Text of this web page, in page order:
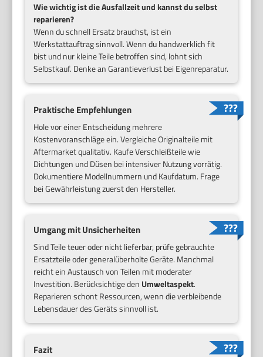
Wie wichtig ist die Ausfallzeit und kannst du selbst
reparieren?
Wenn du schnell Ersatz brauchst, ist ein
Werkstattauftrag sinnvoll. Wenn du handwerklich fit
bist und nur kleine Teile betroffen sind, lohnt sich
Selbstkauf. Denke an Garantieverlust bei Eigenreparatur.
Praktische Empfehlungen
Hole vor einer Entscheidung mehrere
Kostenvoranschläge ein. Vergleiche Originalteile mit
Aftermarket qualitativ. Kaufe Verschleißteile wie
Dichtungen und Düsen bei intensiver Nutzung vorrätig.
Dokumentiere Modellnummern und Kaufdatum. Frage
bei Gewährleistung zuerst den Hersteller.
Umgang mit Unsicherheiten
Sind Teile teuer oder nicht lieferbar, prüfe gebrauchte
Ersatzteile oder generalüberholte Geräte. Manchmal
reicht ein Austausch von Teilen mit moderater
Investition. Berücksichtige den Umweltaspekt.
Reparieren schont Ressourcen, wenn die verbleibende
Lebensdauer des Geräts sinnvoll ist.
Fazit